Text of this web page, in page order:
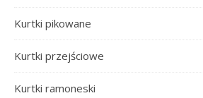
Kurtki pikowane
Kurtki przejściowe
Kurtki ramoneski